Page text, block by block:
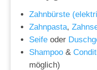
Zahnbürste
Zahnpasta,
Seifeoder
Shampoo&
möglich)